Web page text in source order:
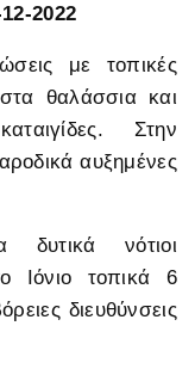
2022
με τοπικές
θαλάσσια και
Στην
αυξημένες
νότιοι
Ιόνιο τοπικά 6
διευθύνσεις